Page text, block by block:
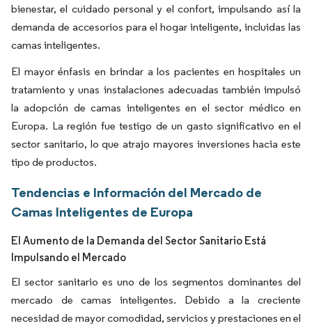
bienestar, el cuidado personal y el confort, impulsando así la
demanda de accesorios para el hogar inteligente, incluidas las
camas inteligentes.
El mayor énfasis en brindar a los pacientes en hospitales un
tratamiento y unas instalaciones adecuadas también impulsó
la adopción de camas inteligentes en el sector médico en
Europa. La región fue testigo de un gasto significativo en el
sector sanitario, lo que atrajo mayores inversiones hacia este
tipo de productos.
Tendencias e Información del Mercado de
Camas Inteligentes de Europa
El Aumento de la Demanda del Sector Sanitario Está
Impulsando el Mercado
El sector sanitario es uno de los segmentos dominantes del
mercado de camas inteligentes. Debido a la creciente
necesidad de mayor comodidad, servicios y prestaciones en el